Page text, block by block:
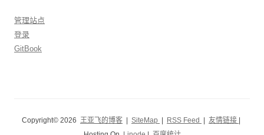
管理站点
登录
GitBook
Copyright© 2026 王亚飞的博客 SiteMap RSS Feed 友情链接